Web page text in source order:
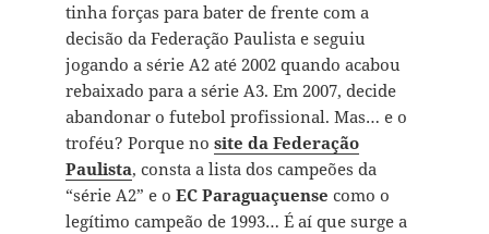
tinha forças para bater de frente com a
decisão da Federação Paulista e seguiu
jogando a série A2 até 2002 quando acabou
rebaixado para a série A3. Em 2007, decide
abandonar o futebol profissional. Mas… e o
troféu? Porque no site da Federação
Paulista, consta a lista dos campeões da
“série A2” e o EC Paraguaçuense como o
legítimo campeão de 1993… É aí que surge a